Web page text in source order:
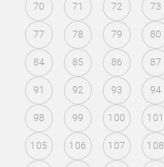
70 71 72 73
77 78 79 80
84 85 86 87
91 92 93 94
98 99 100 101
105 106 107 108